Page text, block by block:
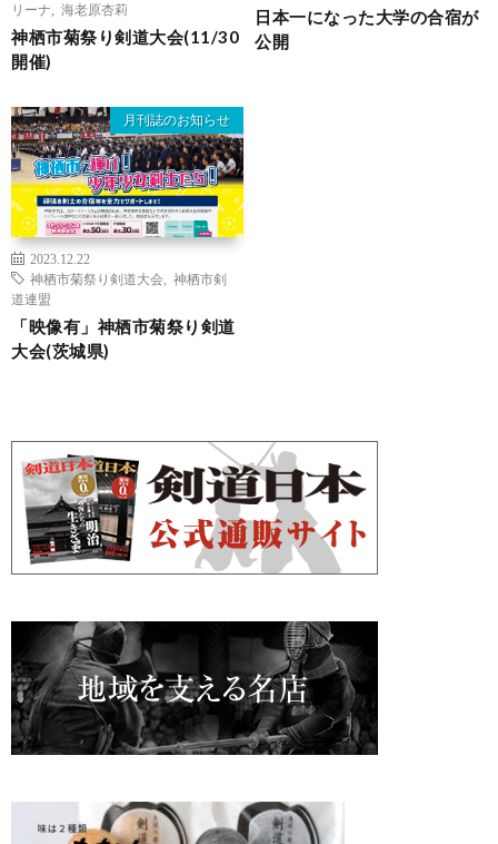
リーナ
海老原杏莉
神栖市菊祭り剣道大会(11/30
開催)
日本一になった大学の合宿が
公開
月刊誌のお知らせ
2023.12.22
神栖市菊祭り剣道大会
神栖市剣
道連盟
「映像有」神栖市菊祭り剣道
大会(茨城県)